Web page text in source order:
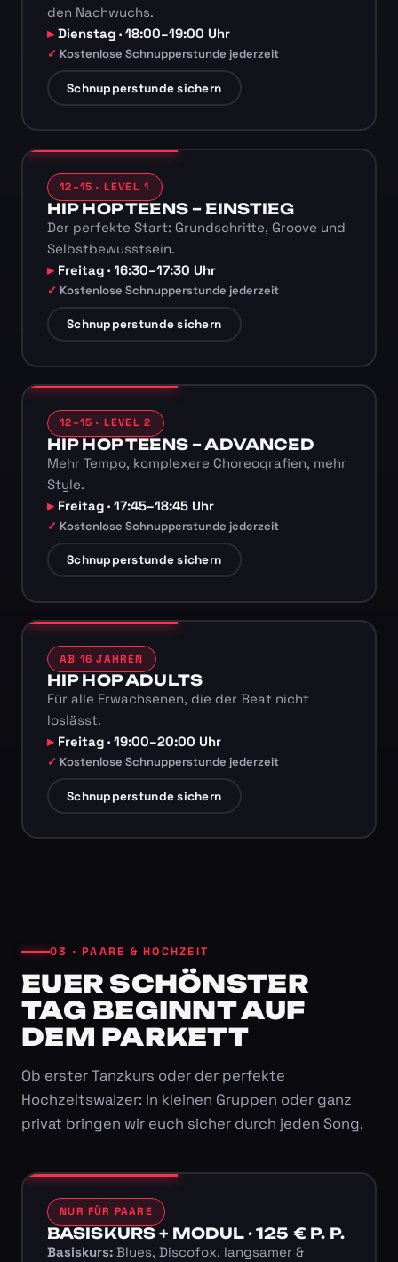
den Nachwuchs.
Dienstag · 18:00–19:00 Uhr
Kostenlose Schnupperstunde jederzeit
Schnupperstunde sichern
12–15 · LEVEL 1
HIP HOP TEENS – EINSTIEG
Der perfekte Start: Grundschritte, Groove und
Selbstbewusstsein.
Freitag · 16:30–17:30 Uhr
Kostenlose Schnupperstunde jederzeit
Schnupperstunde sichern
12–15 · LEVEL 2
HIP HOP TEENS – ADVANCED
Mehr Tempo, komplexere Choreografien, mehr
Style.
Freitag · 17:45–18:45 Uhr
Kostenlose Schnupperstunde jederzeit
Schnupperstunde sichern
AB 16 JAHREN
HIP HOP ADULTS
Für alle Erwachsenen, die der Beat nicht
loslässt.
Freitag · 19:00–20:00 Uhr
Kostenlose Schnupperstunde jederzeit
Schnupperstunde sichern
03 · PAARE & HOCHZEIT
EUER SCHÖNSTER
TAG BEGINNT AUF
DEM PARKETT
Ob erster Tanzkurs oder der perfekte
Hochzeitswalzer: In kleinen Gruppen oder ganz
privat bringen wir euch sicher durch jeden Song.
NUR FÜR PAARE
BASISKURS + MODUL · 125 € P. P.
Basiskurs:Blues, Discofox, langsamer &